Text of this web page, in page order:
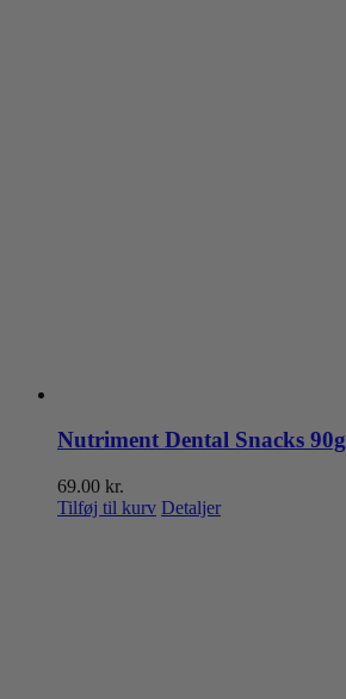
Nutriment Dental Snacks 90g
69.00 kr.
Tilføj til kurv Detaljer